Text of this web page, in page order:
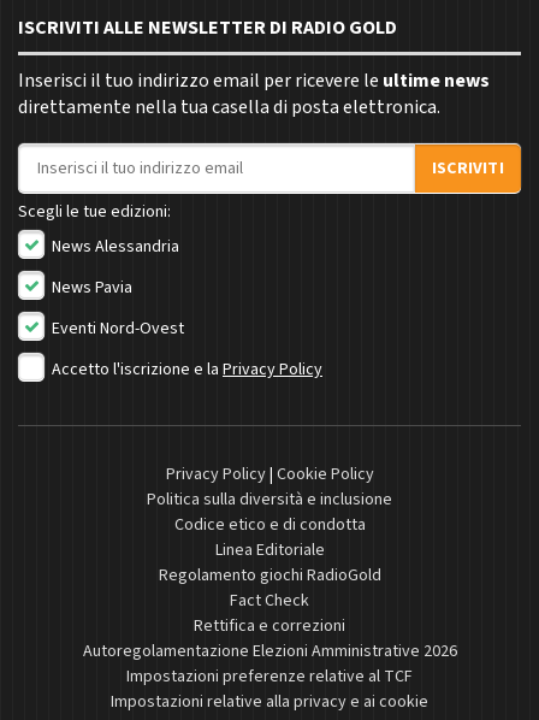
ISCRIVITI ALLE NEWSLETTER DI RADIO GOLD
Inserisci il tuo indirizzo email per ricevere le ultime news
direttamente nella tua casella di posta elettronica.
Indirizzo email
ISCRIVITI
Scegli le tue edizioni:
News Alessandria
News Pavia
Eventi Nord-Ovest
Accetto l'iscrizione e la Privacy Policy
Privacy Policy| Cookie Policy
Politica sulla diversità e inclusione
Codice etico e di condotta
Linea Editoriale
Regolamento giochi RadioGold
Fact Check
Rettifica e correzioni
Autoregolamentazione Elezioni Amministrative 2026
Impostazioni preferenze relative al TCF
Impostazioni relative alla privacy e ai cookie